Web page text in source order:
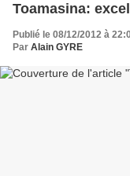
Toamasina:
Publié le 08/12/2012 à
Par Alain GYRE